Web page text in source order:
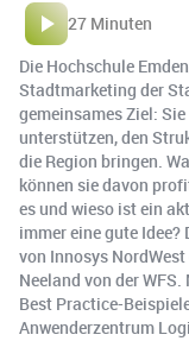
27 Minuten
Die Hochschule
Stadtmarketing der
gemeinsames Ziel:
unterstützen, den
die Region bringen.
können sie davon
es und wieso ist ein
immer eine gute Idee?
von Innosys
Neeland von der
Best Practice-
Anwenderzentrum